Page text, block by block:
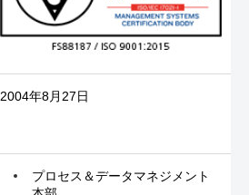
2004年8月27日
プロセス＆データマネジメント